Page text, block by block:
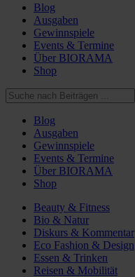
Blog
Ausgaben
Gewinnspiele
Events & Termine
Über BIORAMA
Shop
Blog
Ausgaben
Gewinnspiele
Events & Termine
Über BIORAMA
Shop
Beauty & Fitness
Bio & Natur
Diskurs & Kommentar
Eco Fashion & Design
Essen & Trinken
Reisen & Mobilität